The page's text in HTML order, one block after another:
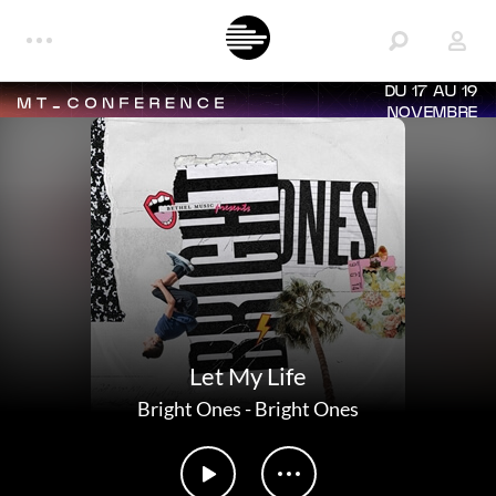
DU 17 AU 19
NOVEMBRE
Let My Life
Bright Ones-Bright Ones